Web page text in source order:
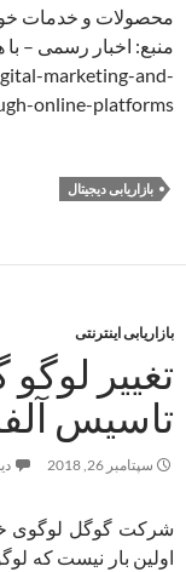
محصولات و خدمات خود
منبع: اخبار رسمی – با
marketing-and-
online-platforms/
بازاریابی دیجیتال
بازاریابی اینترنتی
تغییر
تاسیس
سپتامبر 26, 2018
اولین بار نیست که